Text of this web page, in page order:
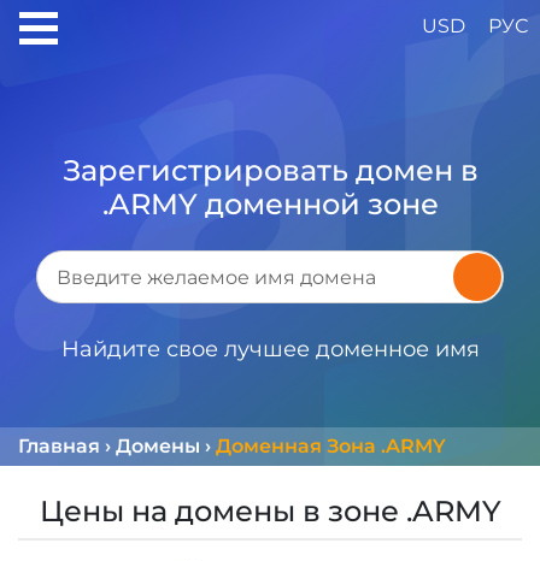
USD РУС
Зарегистрировать домен в
.ARMY доменной зоне
Найдите свое лучшее доменное имя
Главная › Домены › Доменная Зона .ARMY
Цены на домены в зоне .ARMY